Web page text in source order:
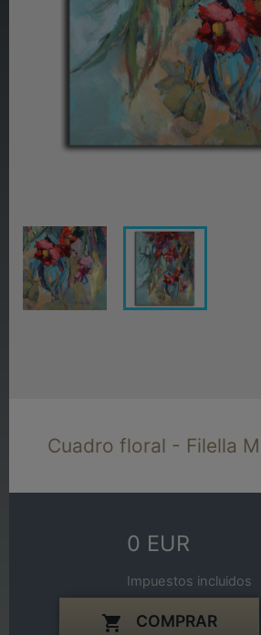
Cuadro floral - Filella
0 EUR
Impuestos incluidos
 COMPRAR